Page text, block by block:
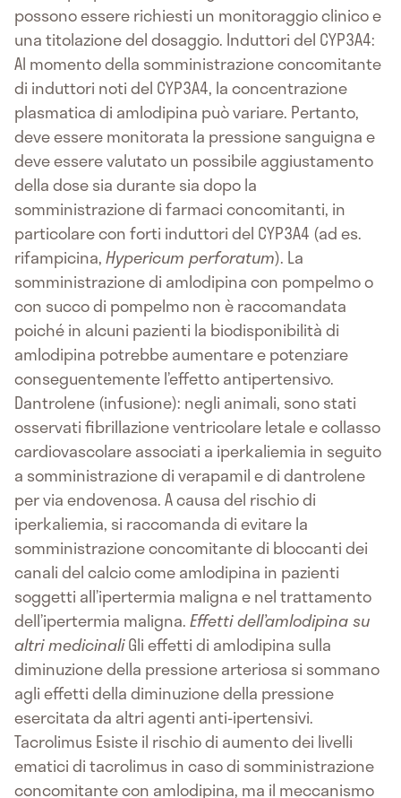
possono essere richiesti un monitoraggio clinico e
una titolazione del dosaggio. Induttori del CYP3A4:
Al momento della somministrazione concomitante
di induttori noti del CYP3A4, la concentrazione
plasmatica di amlodipina può variare. Pertanto,
deve essere monitorata la pressione sanguigna e
deve essere valutato un possibile aggiustamento
della dose sia durante sia dopo la
somministrazione di farmaci concomitanti, in
particolare con forti induttori del CYP3A4 (ad es.
rifampicina,Hypericum perforatum). La
somministrazione di amlodipina con pompelmo o
con succo di pompelmo non è raccomandata
poiché in alcuni pazienti la biodisponibilità di
amlodipina potrebbe aumentare e potenziare
conseguentemente l’effetto antipertensivo.
Dantrolene (infusione): negli animali, sono stati
osservati fibrillazione ventricolare letale e collasso
cardiovascolare associati a iperkaliemia in seguito
a somministrazione di verapamil e di dantrolene
per via endovenosa. A causa del rischio di
iperkaliemia, si raccomanda di evitare la
somministrazione concomitante di bloccanti dei
canali del calcio come amlodipina in pazienti
soggetti all’ipertermia maligna e nel trattamento
dell’ipertermia maligna.Effetti dell’amlodipina su
altri medicinaliGli effetti di amlodipina sulla
diminuzione della pressione arteriosa si sommano
agli effetti della diminuzione della pressione
esercitata da altri agenti anti-ipertensivi.
Tacrolimus Esiste il rischio di aumento dei livelli
ematici di tacrolimus in caso di somministrazione
concomitante con amlodipina, ma il meccanismo